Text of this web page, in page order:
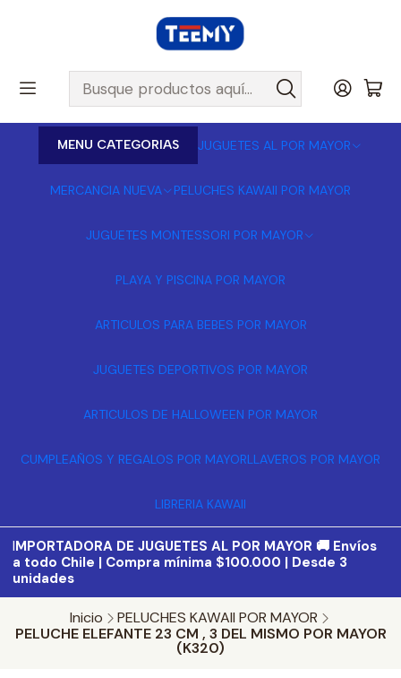
MENU CATEGORIAS JUGUETES AL POR MAYOR
MERCANCIA NUEVA PELUCHES KAWAII POR MAYOR
JUGUETES MONTESSORI POR MAYOR
PLAYA Y PISCINA POR MAYOR
ARTICULOS PARA BEBES POR MAYOR
JUGUETES DEPORTIVOS POR MAYOR
ARTICULOS DE HALLOWEEN POR MAYOR
CUMPLEAÑOS Y REGALOS POR MAYORLLAVEROS POR MAYOR
LIBRERIA KAWAII
IMPORTADORA DE JUGUETES AL POR MAYOR 🚚 Envíos
a todo Chile | Compra mínima $100.000 | Desde 3
unidades
Inicio
PELUCHES KAWAII POR MAYOR
PELUCHE ELEFANTE 23 CM , 3 DEL MISMO POR MAYOR
(K320)